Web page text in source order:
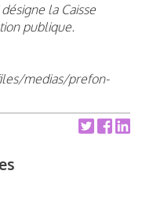
la Caisse
publique.
medias/prefon-